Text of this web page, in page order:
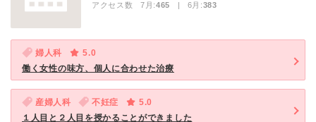
アクセス数 7月:465 | 6月:383
婦人科
5.0
働く女性の味方、個人に合わせた治療
産婦人科 不妊症
5.0
１人目と２人目を授かることができました